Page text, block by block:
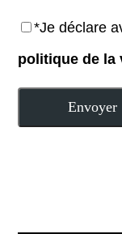
*Je déclare
politique de la